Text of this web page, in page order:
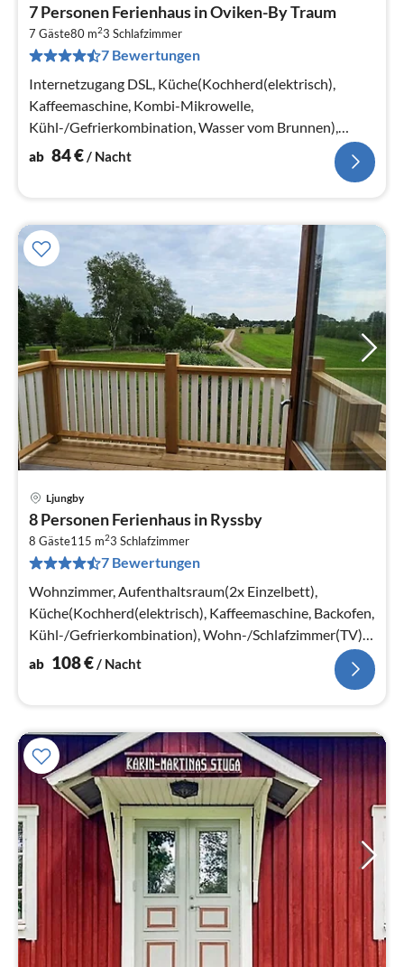
7 Personen Ferienhaus in Oviken-By Traum
7 Gäste80 m23 Schlafzimmer
7 Bewertungen
Internetzugang DSL, Küche(Kochherd(elektrisch),
Kaffeemaschine, Kombi-Mikrowelle,
Kühl-/Gefrierkombination, Wasser vom Brunnen),
Wohn-/Schlafzimmer(TV, Herd(Holz), Chromecast)
ab 84€ / Nacht
Ljungby
8 Personen Ferienhaus in Ryssby
8 Gäste115 m23 Schlafzimmer
7 Bewertungen
Wohnzimmer, Aufenthaltsraum(2x Einzelbett),
Küche(Kochherd(elektrisch), Kaffeemaschine, Backofen,
Kühl-/Gefrierkombination), Wohn-/Schlafzimmer(TV),
Schlafzimmer(2x Etagenbett)
ab 108€/ Nacht